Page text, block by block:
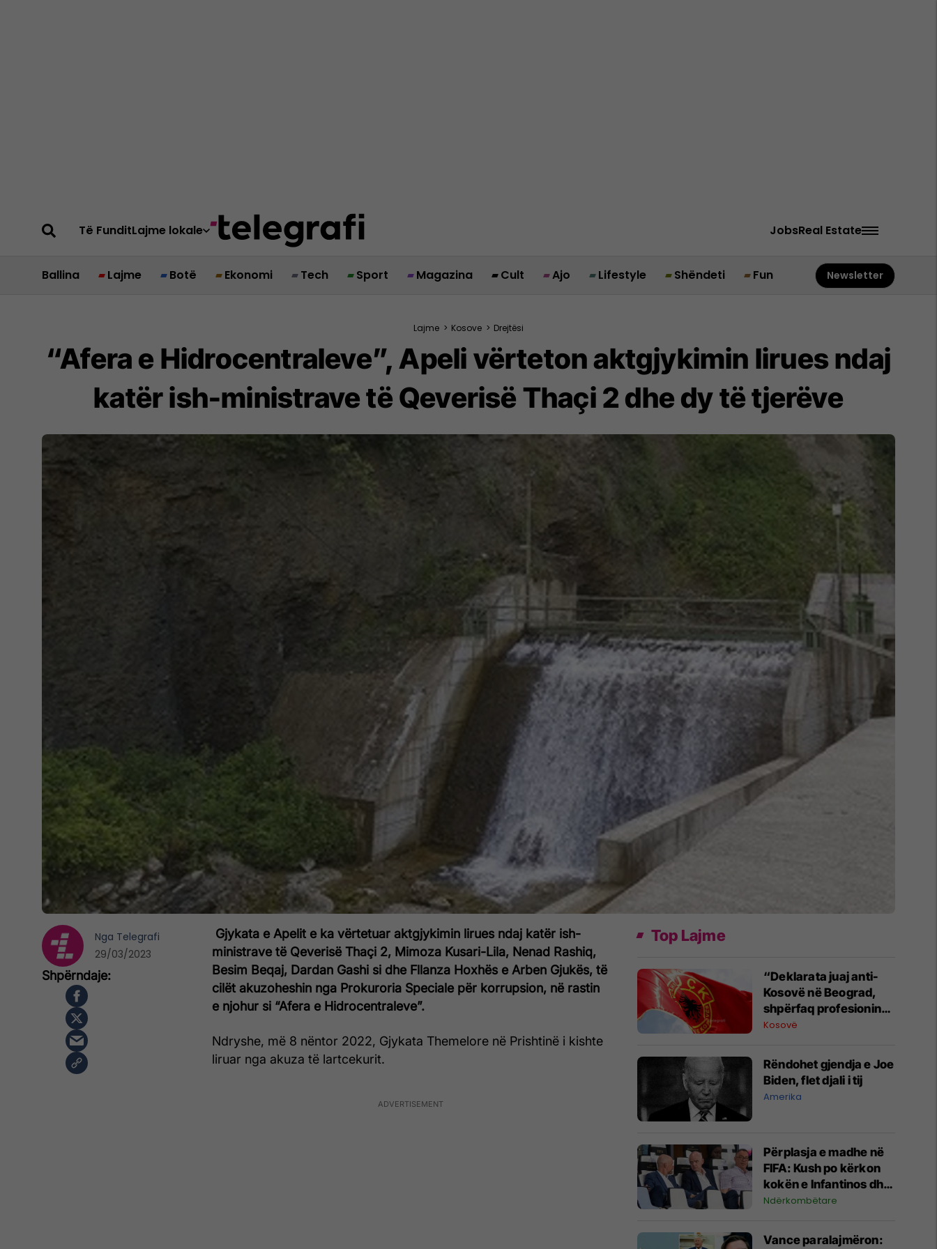
Të FunditLajme lokale JobsReal Estate
Ballina Lajme Botë Ekonomi Tech Sport Magazina Cult Ajo Lifestyle Shëndeti Fun Newsletter
Lajme > Kosove > Drejtësi
“Afera e Hidrocentraleve”, Apeli vërteton aktgjykimin lirues ndaj
katër ish-ministrave të Qeverisë Thaçi 2 dhe dy të tjerëve
Gjykata e Apelit e ka vërtetuar aktgjykimin lirues ndaj katër ish-
ministrave të Qeverisë Thaçi 2, Mimoza Kusari-Lila, Nenad Rashiq,
Besim Beqaj, Dardan Gashi si dhe Fllanza Hoxhës e Arben Gjukës, të
cilët akuzoheshin nga Prokuroria Speciale për korrupsion, në rastin
e njohur si “Afera e Hidrocentraleve”.
Ndryshe, më 8 nëntor 2022, Gjykata Themelore në Prishtinë i kishte
liruar nga akuza të lartcekurit.
Nga Telegrafi
29/03/2023
Top Lajme
“Deklarata juaj anti-
Kosovë në Beograd,
shpërfaq profesionin
tënd para se të
OVL e UÇK-së i reagon
Zelenskyt
Kosovë
Rëndohet gjendja e Joe
Biden, flet djali i tij
Amerika
Përplasja e madhe në
FIFA: Kush po kërkon
kokën e Infantinos dhe
kush po e mbron?
Ndërkombëtare
Vance paralajmëron: